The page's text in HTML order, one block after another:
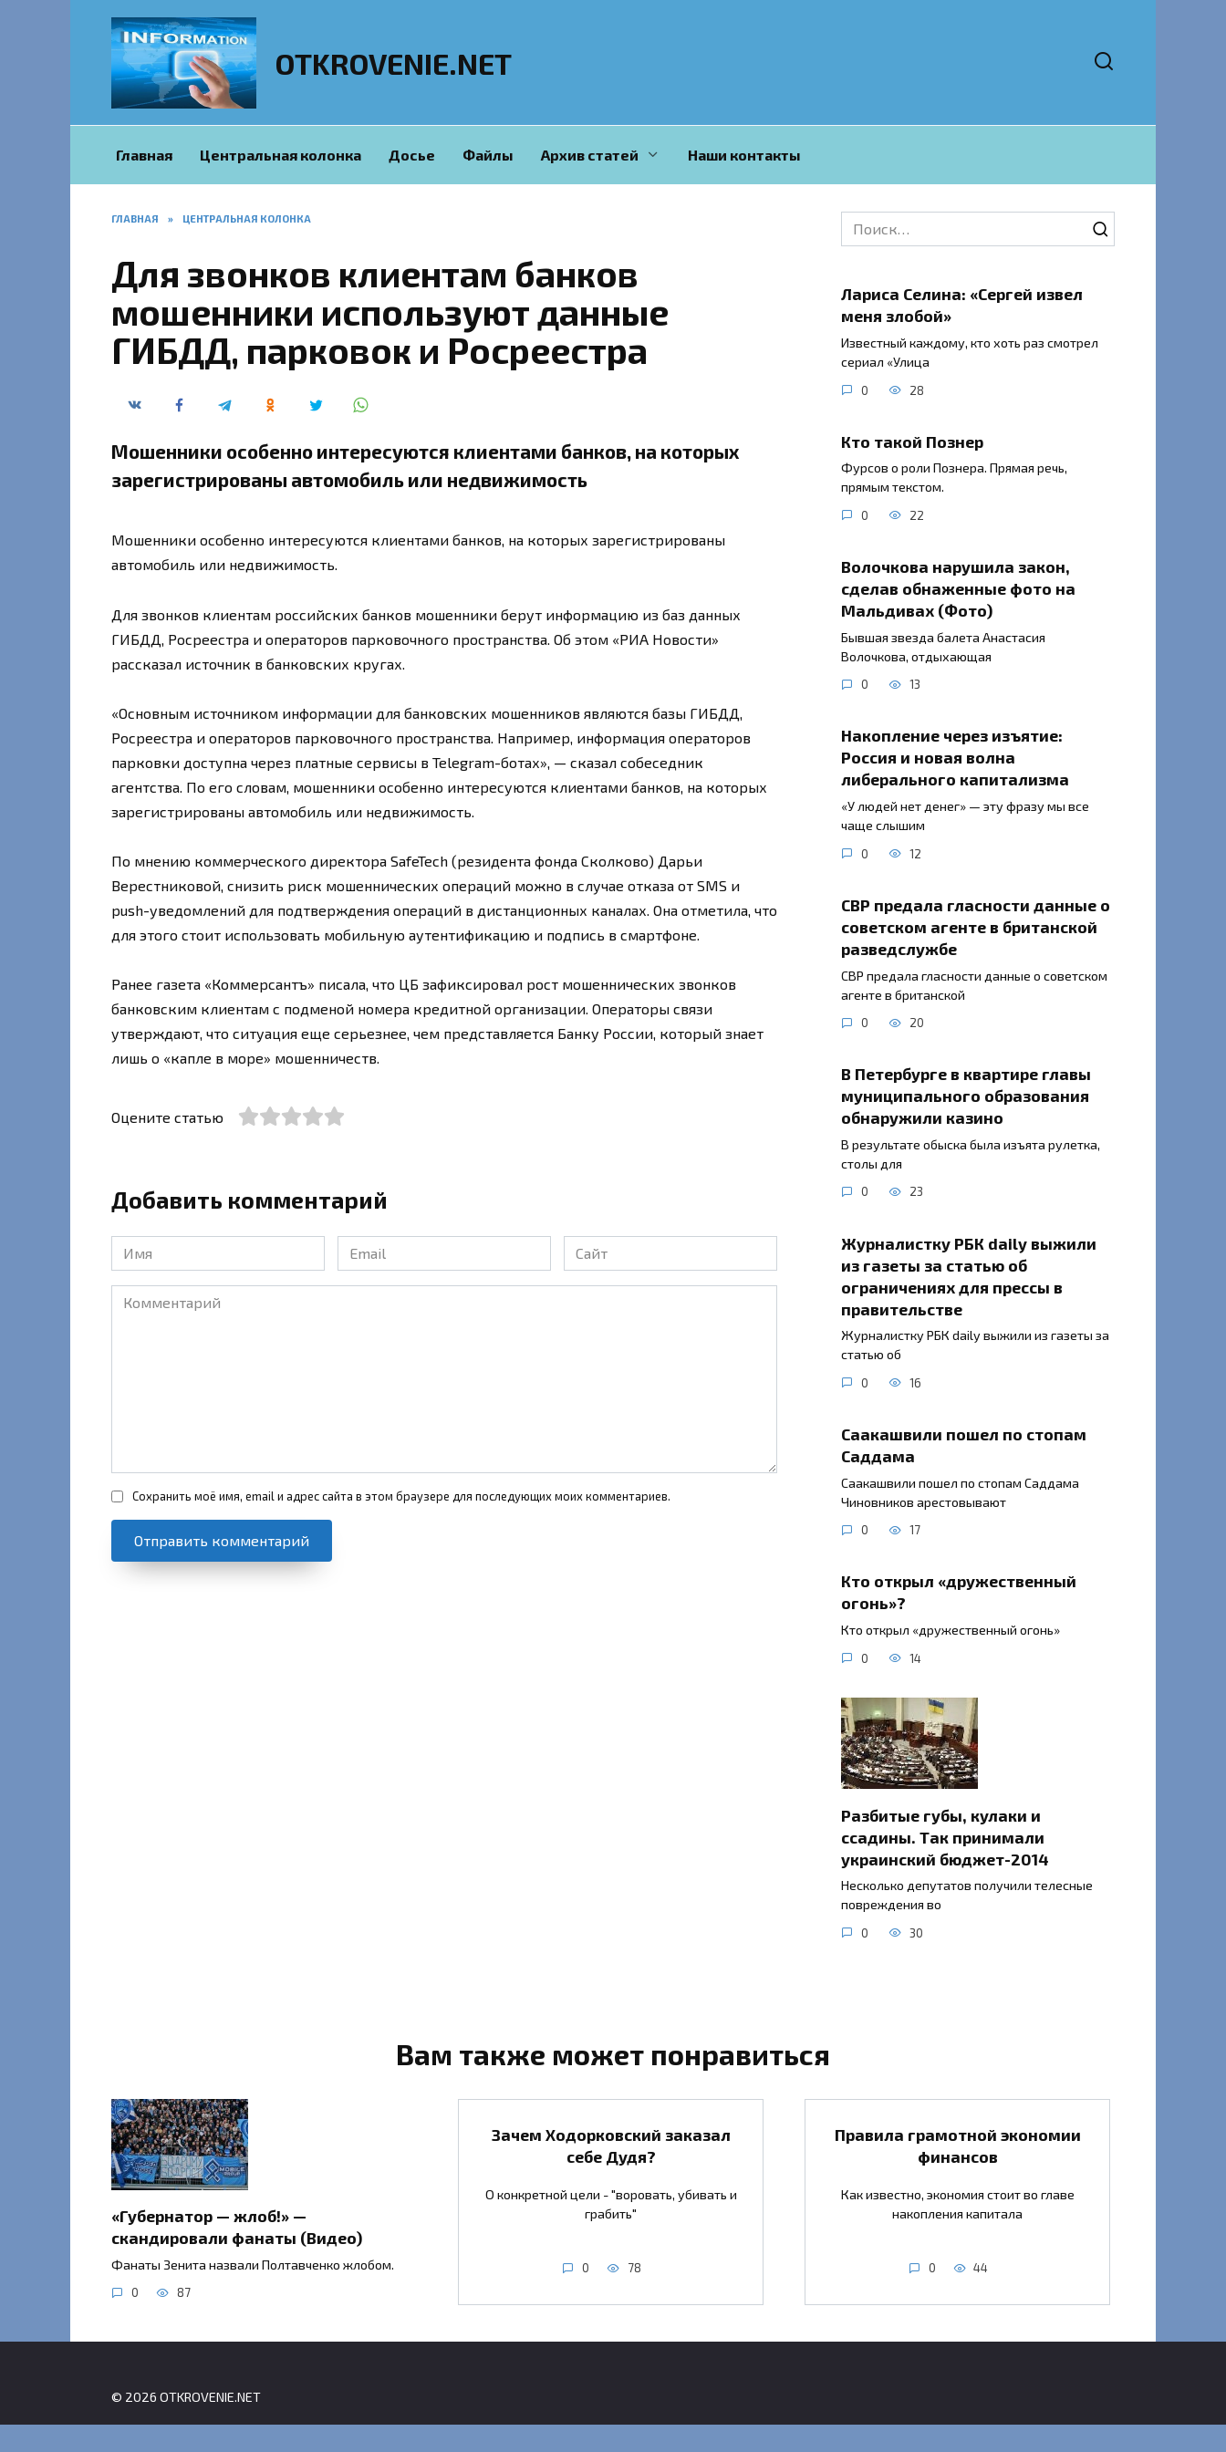
OTKROVENIE.NET
Главная Центральная колонка Досье Файлы Архив статей Наши контакты
ГЛАВНАЯ » ЦЕНТРАЛЬНАЯ КОЛОНКА
Для звонков клиентам банков
мошенники используют данные
ГИБДД, парковок и Росреестра
Мошенники особенно интересуются клиентами банков, на которых
зарегистрированы автомобиль или недвижимость
Мошенники особенно интересуются клиентами банков, на которых зарегистрированы
автомобиль или недвижимость.
Для звонков клиентам российских банков мошенники берут информацию из баз данных
ГИБДД, Росреестра и операторов парковочного пространства. Об этом «РИА Новости»
рассказал источник в банковских кругах.
«Основным источником информации для банковских мошенников являются базы ГИБДД,
Росреестра и операторов парковочного пространства. Например, информация операторов
парковки доступна через платные сервисы в Telegram-ботах», — сказал собеседник
агентства. По его словам, мошенники особенно интересуются клиентами банков, на которых
зарегистрированы автомобиль или недвижимость.
По мнению коммерческого директора SafeTech (резидента фонда Сколково) Дарьи
Верестниковой, снизить риск мошеннических операций можно в случае отказа от SMS и
push-уведомлений для подтверждения операций в дистанционных каналах. Она отметила, что
для этого стоит использовать мобильную аутентификацию и подпись в смартфоне.
Ранее газета «Коммерсантъ» писала, что ЦБ зафиксировал рост мошеннических звонков
банковским клиентам с подменой номера кредитной организации. Операторы связи
утверждают, что ситуация еще серьезнее, чем представляется Банку России, который знает
лишь о «капле в море» мошенничеств.
Оцените статью
Добавить комментарий
Имя
*
Email
*
Сайт
Комментарий
Сохранить моё имя, email и адрес сайта в этом браузере для последующих моих комментариев.
Search
for:
Лариса Селина: «Сергей извел
меня злобой»
Известный каждому, кто хоть раз смотрел
сериал «Улица
0 28
Кто такой Познер
Фурсов о роли Познера. Прямая речь,
прямым текстом.
0 22
Волочкова нарушила закон,
сделав обнаженные фото на
Мальдивах (Фото)
Бывшая звезда балета Анастасия
Волочкова, отдыхающая
0 13
Накопление через изъятие:
Россия и новая волна
либерального капитализма
«У людей нет денег» — эту фразу мы все
чаще слышим
0 12
СВР предала гласности данные о
советском агенте в британской
разведслужбе
СВР предала гласности данные о советском
агенте в британской
0 20
В Петербурге в квартире главы
муниципального образования
обнаружили казино
В результате обыска была изъята рулетка,
столы для
0 23
Журналистку РБК daily выжили
из газеты за статью об
ограничениях для прессы в
правительстве
Журналистку РБК daily выжили из газеты за
статью об
0 16
Саакашвили пошел по стопам
Саддама
Саакашвили пошел по стопам Саддама
Чиновников арестовывают
0 17
Кто открыл «дружественный
огонь»?
Кто открыл «дружественный огонь»
0 14
Разбитые губы, кулаки и
ссадины. Так принимали
украинский бюджет-2014
Несколько депутатов получили телесные
повреждения во
0 30
Вам также может понравиться
«Губернатор — жлоб!» —
скандировали фанаты (Видео)
Фанаты Зенита назвали Полтавченко жлобом.
0 87
Зачем Ходорковский заказал
себе Дудя?
О конкретной цели - "воровать, убивать и
грабить"
0 78
Правила грамотной экономии
финансов
Как известно, экономия стоит во главе
накопления капитала
0 44
© 2026 OTKROVENIE.NET